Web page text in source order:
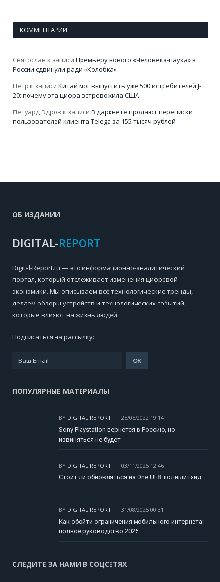
КОММЕНТАРИИ
Святослав к записи Премьеру нового «Человека-паука» в
России сдвинули ради «Колобка»
Петр к записи Китай мог выпустить уже 500 истребителей J-
20: почему эта цифра встревожила США
Петуард Эдров к записи В даркнете продают переписки
пользователей клиента Telega за 155 тысяч рублей
ОБ ИЗДАНИИ
DIGITAL-REPORT
Digital-Report.ru — это информационно-аналитический
портал, который отслеживает изменения цифровой
экономики. Мы описываем все технологические тренды,
делаем обзоры устройств и технологических событий,
которые влияют на жизнь людей.
Подписаться на рассылку:
ПОПУЛЯРНЫЕ МАТЕРИАЛЫ
BY DIGITAL REPORT
25/05/2022 19:14
Sony Playstation вернется в Россию, но
извиняться не будет
BY DIGITAL REPORT
03/11/2025 12:46
Стоит ли обновляться на One UI 8: полный гайд
BY DIGITAL REPORT
31/08/2025 00:31
Как обойти ограничения мобильного интернета:
полное руководство 2025
СЛЕДИТЕ ЗА НАМИ В СОЦСЕТЯХ